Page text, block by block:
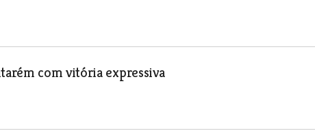
com vitória expressiva